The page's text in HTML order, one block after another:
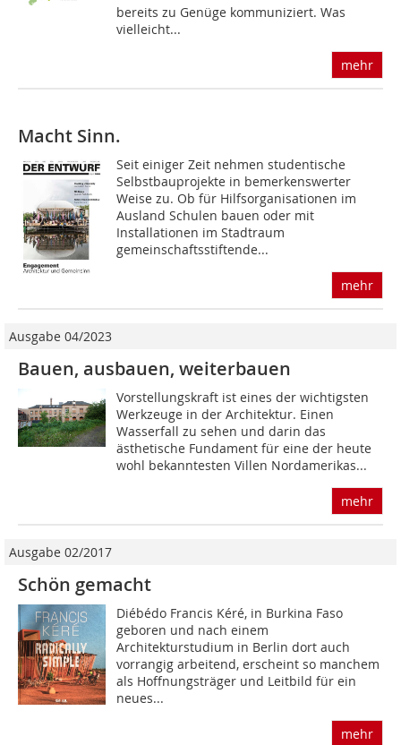
bereits zu Genüge kommuniziert. Was
vielleicht...
mehr
Macht Sinn.
Seit einiger Zeit nehmen studentische
Selbstbauprojekte in bemerkenswerter
Weise zu. Ob für Hilfsorganisationen im
Ausland Schulen bauen oder mit
Installationen im Stadtraum
gemeinschaftsstiftende...
mehr
Ausgabe 04/2023
Bauen, ausbauen, weiterbauen
Vorstellungskraft ist eines der wichtigsten
Werkzeuge in der Architektur. Einen
Wasserfall zu sehen und darin das
ästhetische Fundament für eine der heute
wohl bekanntesten Villen Nordamerikas...
mehr
Ausgabe 02/2017
Schön gemacht
Diébédo Francis Kéré, in Burkina Faso
geboren und nach einem
Architekturstudium in Berlin dort auch
vorrangig arbeitend, erscheint so manchem
als Hoffnungsträger und Leitbild für ein
neues...
mehr